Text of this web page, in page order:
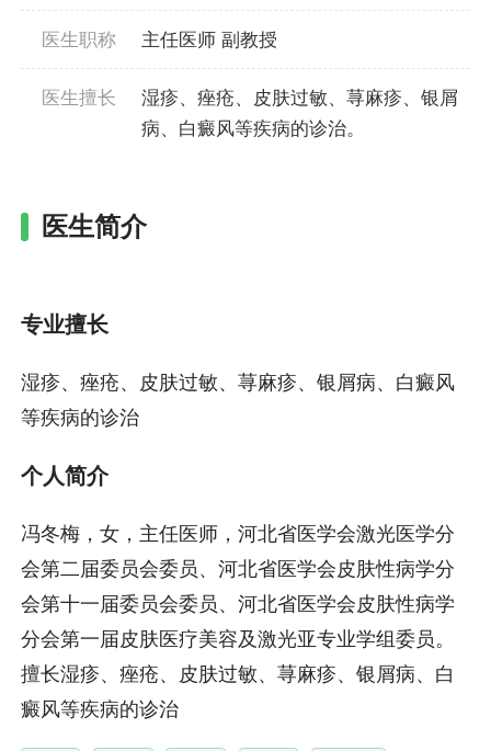
医生职称 主任医师 副教授
医生擅长
湿疹、痤疮、皮肤过敏、荨麻疹、银屑
病、白癜风等疾病的诊治。
医生简介
专业擅长
湿疹、痤疮、皮肤过敏、荨麻疹、银屑病、白癜风
等疾病的诊治
个人简介
冯冬梅，女，主任医师，河北省医学会激光医学分
会第二届委员会委员、河北省医学会皮肤性病学分
会第十一届委员会委员、河北省医学会皮肤性病学
分会第一届皮肤医疗美容及激光亚专业学组委员。
擅长湿疹、痤疮、皮肤过敏、荨麻疹、银屑病、白
癜风等疾病的诊治